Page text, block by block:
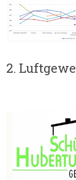
2.